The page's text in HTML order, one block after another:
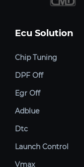
Ecu Solution
Chip Tuning
DPF Off
Egr Off
Adblue
Dtc
Launch Control
Vmax